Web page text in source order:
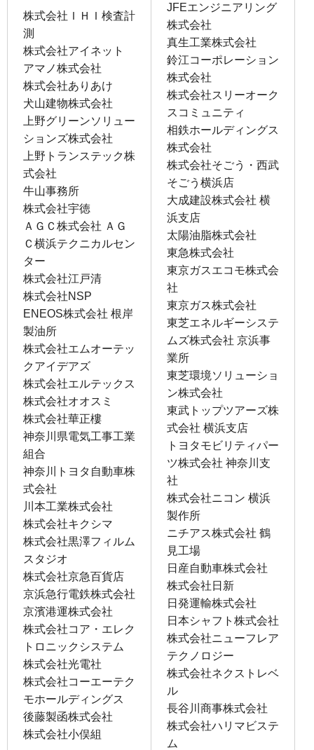
株式会社ＩＨＩ検査計
測
株式会社アイネット
アマノ株式会社
株式会社ありあけ
犬山建物株式会社
上野グリーンソリュー
ションズ株式会社
上野トランステック株
式会社
牛山事務所
株式会社宇徳
ＡＧＣ株式会社 ＡＧ
Ｃ横浜テクニカルセン
ター
株式会社江戸清
株式会社NSP
ENEOS株式会社 根岸
製油所
株式会社エムオーテッ
クアイデアズ
株式会社エルテックス
株式会社オオスミ
株式会社華正樓
神奈川県電気工事工業
組合
神奈川トヨタ自動車株
式会社
川本工業株式会社
株式会社キクシマ
株式会社黒澤フィルム
スタジオ
株式会社京急百貨店
京浜急行電鉄株式会社
京濱港運株式会社
株式会社コア・エレク
トロニックシステム
株式会社光電社
株式会社コーエーテク
モホールディングス
後藤製函株式会社
株式会社小俣組
JFEエンジニアリング
株式会社
真生工業株式会社
鈴江コーポレーション
株式会社
株式会社スリーオーク
スコミュニティ
相鉄ホールディングス
株式会社
株式会社そごう・西武
そごう横浜店
大成建設株式会社 横
浜支店
太陽油脂株式会社
東急株式会社
東京ガスエコモ株式会
社
東京ガス株式会社
東芝エネルギーシステ
ムズ株式会社 京浜事
業所
東芝環境ソリューショ
ン株式会社
東武トップツアーズ株
式会社 横浜支店
トヨタモビリティパー
ツ株式会社 神奈川支
社
株式会社ニコン 横浜
製作所
ニチアス株式会社 鶴
見工場
日産自動車株式会社
株式会社日新
日発運輸株式会社
日本シャフト株式会社
株式会社ニューフレア
テクノロジー
株式会社ネクストレベ
ル
長谷川商事株式会社
株式会社ハリマビステ
ム